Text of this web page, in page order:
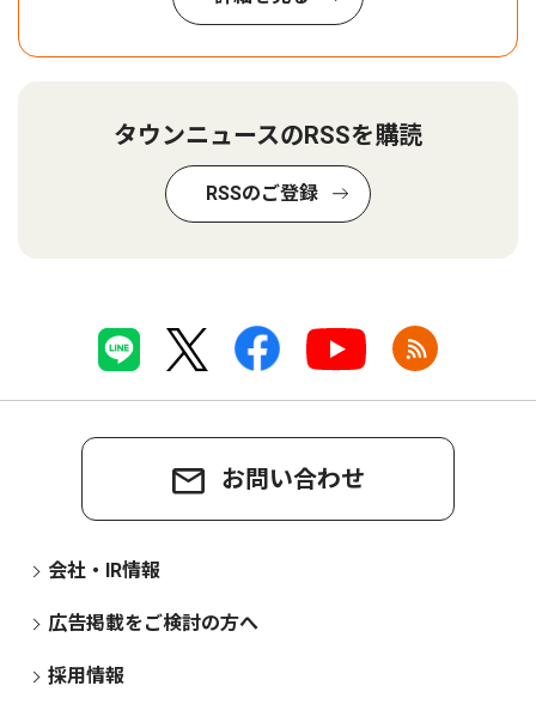
タウンニュースのRSSを購読
RSSのご登録
お問い合わせ
会社・IR情報
広告掲載をご検討の方へ
採用情報